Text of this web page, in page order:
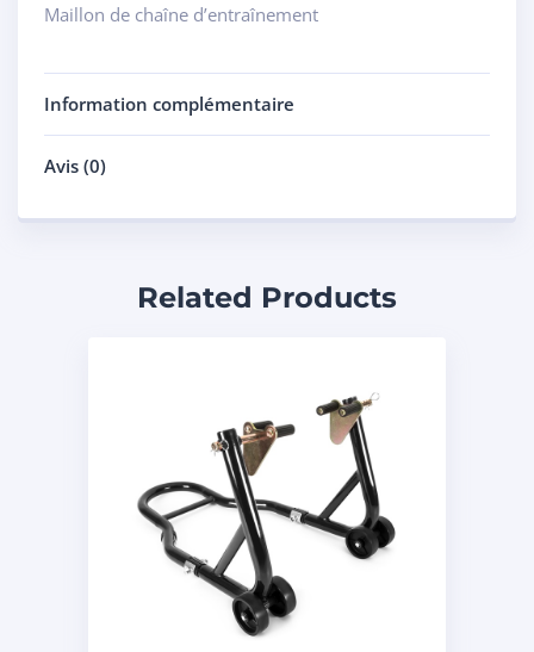
Maillon de chaîne d’entraînement
Information complémentaire
Avis (0)
Related Products